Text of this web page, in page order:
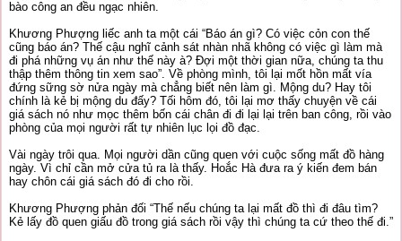
bào công an đều ngạc nhiên.
Khương Phượng liếc anh ta một cái “Báo án gì? Có việc cỏn con thế
cũng báo án? Thế cậu nghĩ cảnh sát nhàn nhã không có việc gì làm mà
đi phá những vụ án như thế này à? Đợi một thời gian nữa, chúng ta thu
thập thêm thông tin xem sao”. Về phòng mình, tôi lại mốt hồn mất vía
đứng sững sờ nửa ngày mà chẳng biết nên làm gì. Mộng du? Hay tôi
chính là kẻ bị mộng du đấy? Tối hôm đó, tôi lại mơ thấy chuyện về cái
giá sách nó như mọc thêm bốn cái chân đi đi lại lại trên ban công, rồi vào
phòng của mọi người rất tự nhiên lục lọi đồ đạc.
Vài ngày trôi qua. Mọi người dần cũng quen với cuộc sống mất đồ hàng
ngày. Vì chỉ cần mở cửa tủ ra là thấy. Hoắc Hà đưa ra ý kiến đem bán
hay chôn cái giá sách đó đi cho rồi.
Khương Phượng phản đối “Thế nếu chúng ta lại mất đồ thì đi đâu tìm?
Kẻ lấy đồ quen giấu đồ trong giá sách rồi vậy thì chúng ta cứ theo thế đi.”